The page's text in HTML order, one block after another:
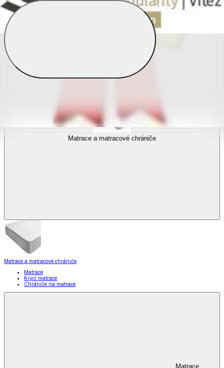
Povlečení s fototiskem
Výhodné sady
Matrace a matracové chrániče
Matrace a matracové chrániče
Matrace
Krycí matrace
Chrániče na matrace
Matrace